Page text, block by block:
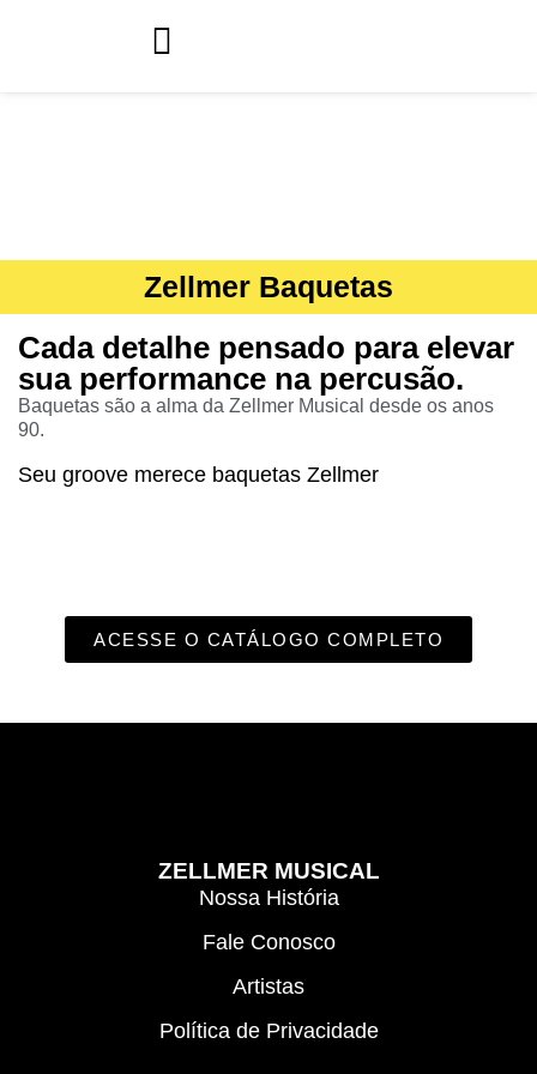
Zellmer Baquetas
Cada detalhe pensado para elevar
sua performance na percusão.
Baquetas são a alma da Zellmer Musical desde os anos
90.
Seu groove merece baquetas Zellmer
ACESSE O CATÁLOGO COMPLETO
ZELLMER MUSICAL
Nossa História
Fale Conosco
Artistas
Política de Privacidade